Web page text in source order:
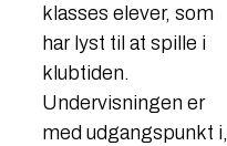
klasses elever, som
har lyst til at spille i
klubtiden.
Undervisningen er
med udgangspunkt i,